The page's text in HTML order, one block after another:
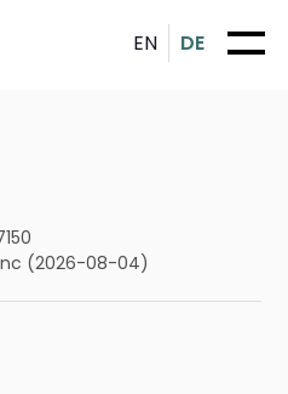
EN DE
(2026-08-04)